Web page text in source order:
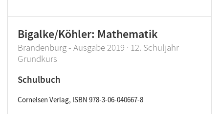
Bigalke/Köhler: Mathematik
Brandenburg - Ausgabe 2019 · 12. Schuljahr
Grundkurs
Schulbuch
Cornelsen Verlag, ISBN 978-3-06-040667-8